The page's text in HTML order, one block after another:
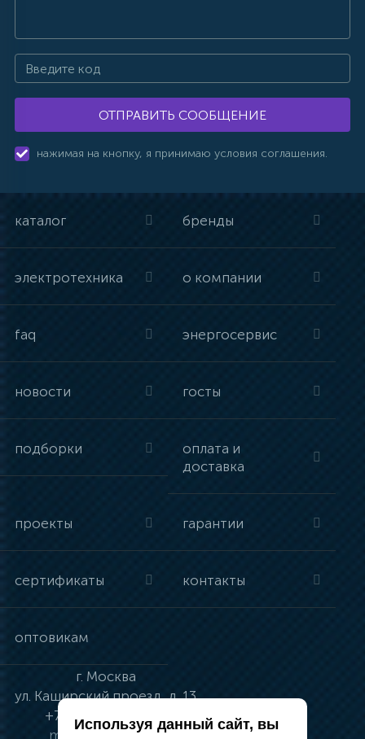
ОТПРАВИТЬ СООБЩЕНИЕ
нажимая на кнопку, я принимаю условия соглашения.
каталог бренды
электротехника о компании
faq энергосервис
новости госты
подборки
оплата и
доставка
проекты гарантии
сертификаты контакты
оптовикам
г. Москва
ул. Каширский проезд, д. 13
+7 (495) 134-41-83
moskva@vincci.ru
Используя данный сайт, вы